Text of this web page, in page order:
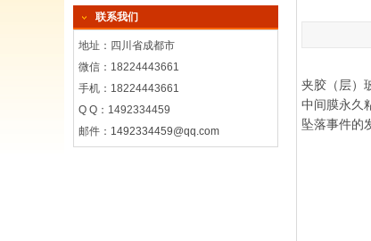
联系我们
地址：四川省成都市
微信：18224443661
手机：18224443661
Q Q：1492334459
邮件： 1492334459@qq.com
夹胶（层）
中间膜永久
坠落事件的